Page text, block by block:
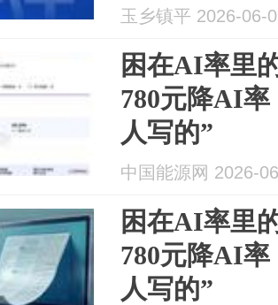
玉乡镇平 2026-06-
困在AI率里
780元降AI
人写的”
中国能源网 2026-
困在AI率里
780元降AI
人写的”